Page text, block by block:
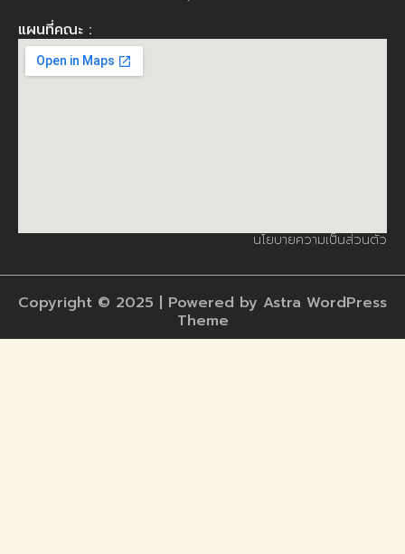
แผนที่คณะ :
นโยบายความเป็นส่วนตัว
Copyright © 2025 | Powered by Astra WordPress
Theme